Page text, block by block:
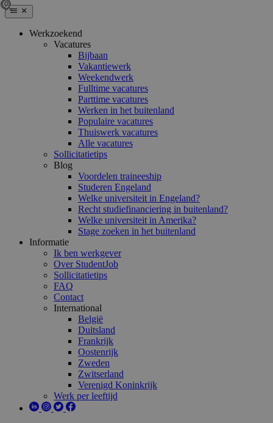
Werkzoekend
Vacatures
Bijbaan
Vakantiewerk
Weekendwerk
Fulltime vacatures
Parttime vacatures
Werken in het buitenland
Populaire vacatures
Thuiswerk vacatures
Alle vacatures
Sollicitatietips
Blog
Voordelen traineeship
Studeren Engeland
Welke universiteit in Engeland?
Recht studiefinanciering in buitenland?
Welke universiteit in Amerika?
Stage zoeken in het buitenland
Informatie
Ik ben werkgever
Over StudentJob
Sollicitatietips
FAQ
Contact
International
België
Duitsland
Frankrijk
Oostenrijk
Zweden
Zwitserland
Verenigd Koninkrijk
Werk per leeftijd